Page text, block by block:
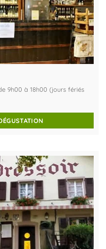
9h00 à 18h00 (jours fériés